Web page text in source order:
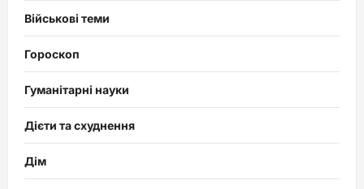
Військові теми
Гороскоп
Гуманітарні науки
Дієти та схуднення
Дім